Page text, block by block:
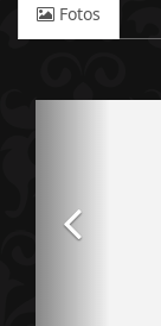
Fotos